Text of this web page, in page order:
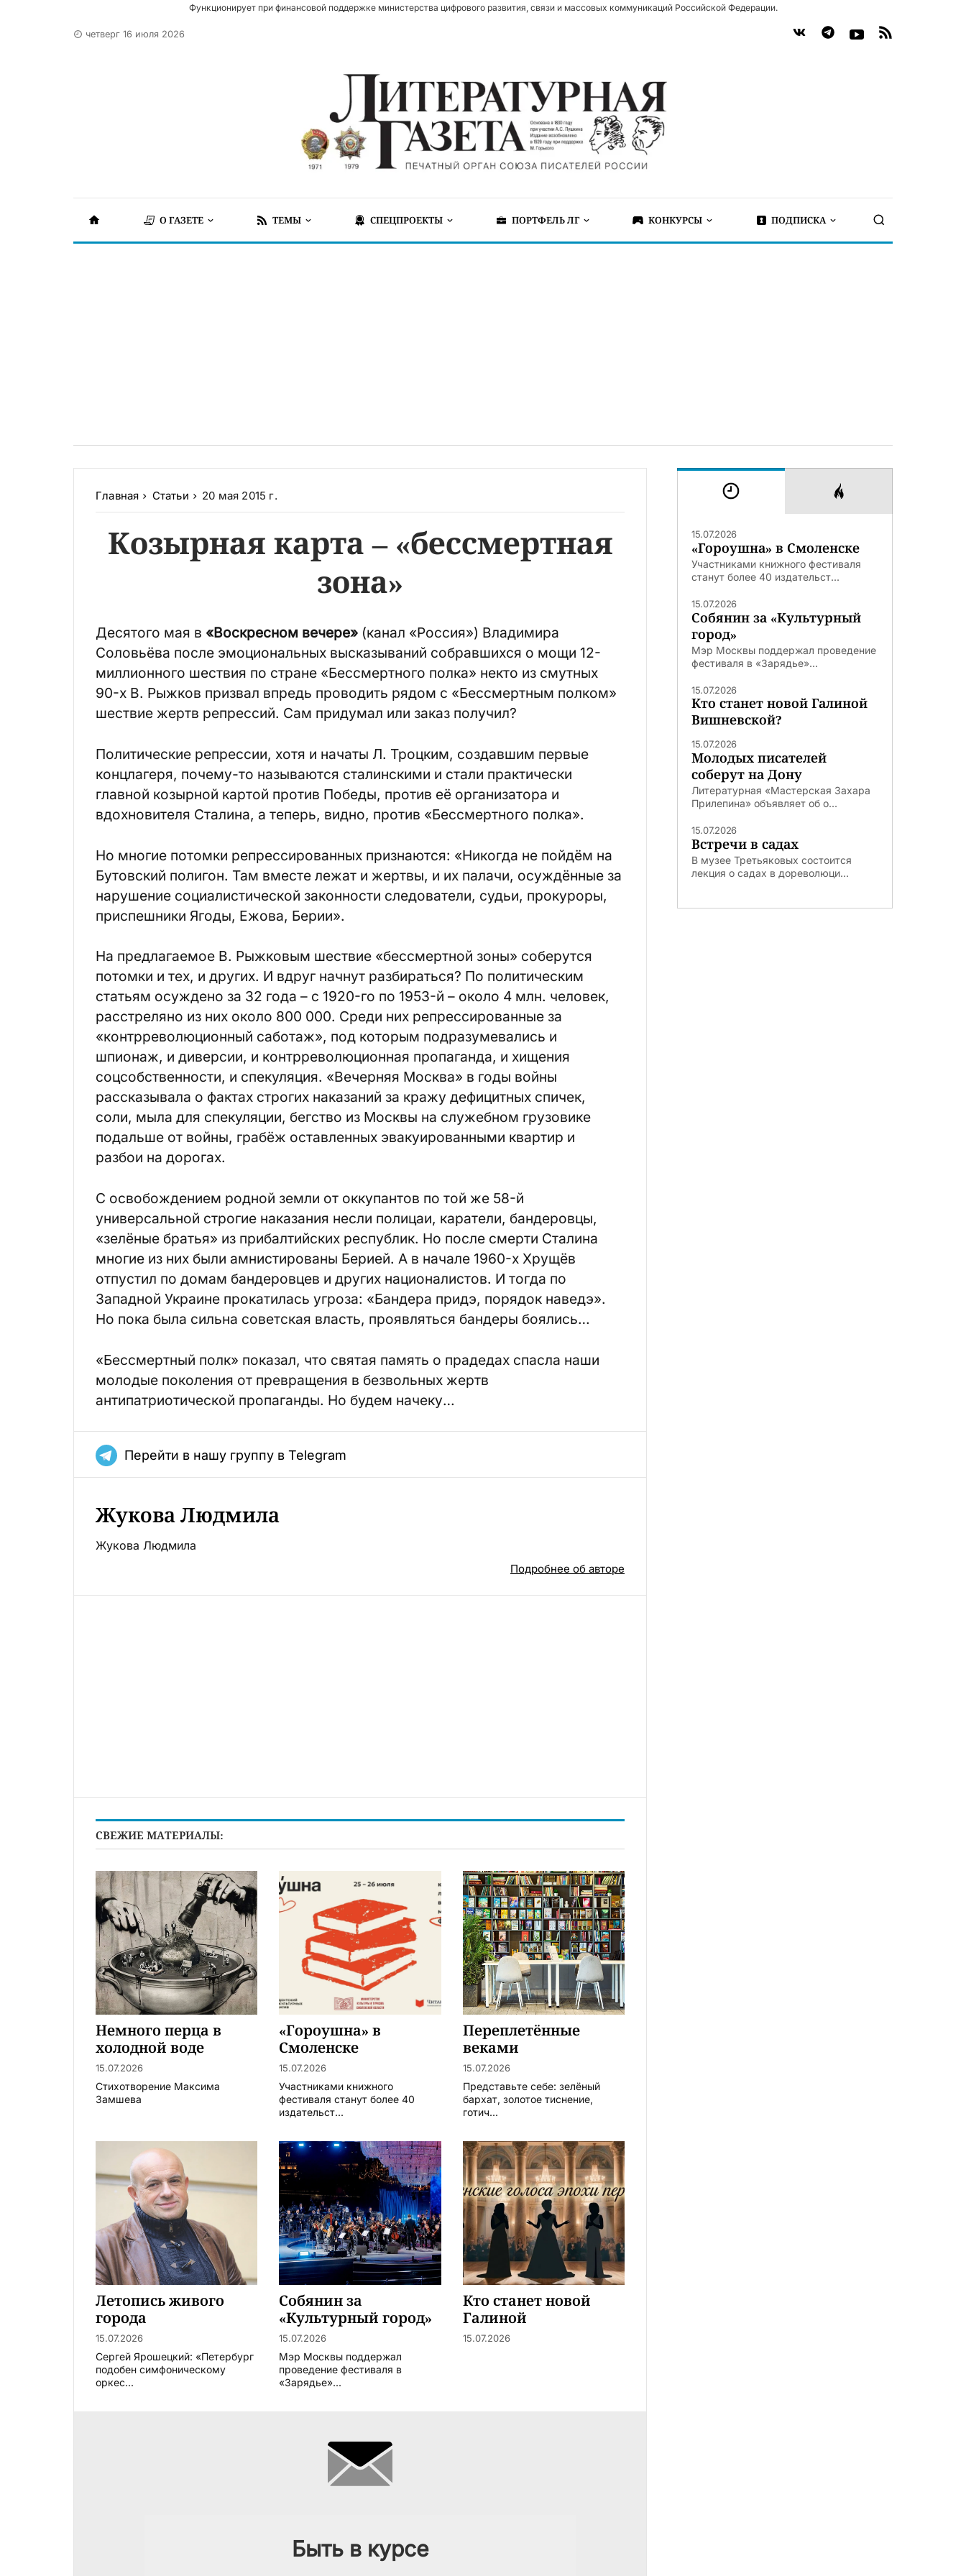
Функционирует при финансовой поддержке министерства цифрового развития, связи и массовых коммуникаций Российской Федерации.
четверг 16 июля 2026
О ГАЗЕТЕ ТЕМЫ СПЕЦПРОЕКТЫ ПОРТФЕЛЬ ЛГ КОНКУРСЫ ПОДПИСКА
Главная Статьи 20 мая 2015 г.
Козырная карта – «бессмертная
зона»
Десятого мая в «Воскресном вечере» (канал «Россия») Владимира
Соловьёва после эмоциональных высказываний собравшихся о мощи 12-
миллионного шествия по стране «Бессмертного полка» некто из смутных
90-х В. Рыжков призвал впредь проводить рядом с «Бессмертным полком»
шествие жертв репрессий. Сам придумал или заказ получил?
Политические репрессии, хотя и начаты Л. Троцким, создавшим первые
концлагеря, почему-то называются сталинскими и стали практически
главной козырной картой против Победы, против её организатора и
вдохновителя Сталина, а теперь, видно, против «Бессмертного полка».
Но многие потомки репрессированных признаются: «Никогда не пойдём на
Бутовский полигон. Там вместе лежат и жертвы, и их палачи, осуждённые за
нарушение социалистической законности следователи, судьи, прокуроры,
приспешники Ягоды, Ежова, Берии».
На предлагаемое В. Рыжковым шествие «бессмертной зоны» соберутся
потомки и тех, и других. И вдруг начнут разбираться? По политическим
статьям осуждено за 32 года – с 1920-го по 1953-й – около 4 млн. человек,
расстреляно из них около 800 000. Среди них репрессированные за
«контрреволюционный саботаж», под которым подразумевались и
шпионаж, и диверсии, и контрреволюционная пропаганда, и хищения
соцсобственности, и спекуляция. «Вечерняя Москва» в годы войны
рассказывала о фактах строгих наказаний за кражу дефицитных спичек,
соли, мыла для спекуляции, бегство из Москвы на служебном грузовике
подальше от войны, грабёж оставленных эвакуированными квартир и
разбои на дорогах.
С освобождением родной земли от оккупантов по той же 58-й
универсальной строгие наказания несли полицаи, каратели, бандеровцы,
«зелёные братья» из прибалтийских республик. Но после смерти Сталина
многие из них были амнистированы Берией. А в начале 1960-х Хрущёв
отпустил по домам бандеровцев и других националистов. И тогда по
Западной Украине прокатилась угроза: «Бандера придэ, порядок наведэ».
Но пока была сильна советская власть, проявляться бандеры боялись…
«Бессмертный полк» показал, что святая память о прадедах спасла наши
молодые поколения от превращения в безвольных жертв
антипатриотической пропаганды. Но будем начеку…
Перейти в нашу группу в Telegram
Жукова Людмила
Жукова Людмила
Подробнее об авторе
СВЕЖИЕ МАТЕРИАЛЫ:
Немного перца в
холодной воде
15.07.2026
Стихотворение Максима
Замшева
«Гороушна» в
Смоленске
15.07.2026
Участниками книжного
фестиваля станут более 40
издательст...
Переплетённые
веками
15.07.2026
Представьте себе: зелёный
бархат, золотое тиснение,
готич...
Летопись живого
города
15.07.2026
Сергей Ярошецкий: «Петербург
подобен симфоническому
оркес...
Собянин за
«Культурный город»
15.07.2026
Мэр Москвы поддержал
проведение фестиваля в
«Зарядье»...
Кто станет новой
Галиной
Вишневской?
15.07.2026
Быть в курсе
15.07.2026
«Гороушна» в Смоленске
Участниками книжного фестиваля
станут более 40 издательст...
15.07.2026
Собянин за «Культурный
город»
Мэр Москвы поддержал проведение
фестиваля в «Зарядье»...
15.07.2026
Кто станет новой Галиной
Вишневской?
15.07.2026
Молодых писателей
соберут на Дону
Литературная «Мастерская Захара
Прилепина» объявляет об о...
15.07.2026
Встречи в садах
В музее Третьяковых состоится
лекция о садах в дореволюци...